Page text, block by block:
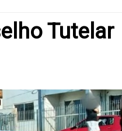
Tutelar